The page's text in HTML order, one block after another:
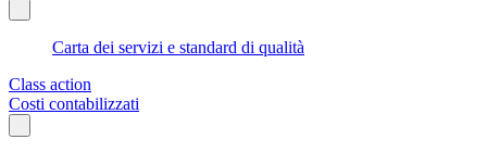
Carta dei servizi e standard di qualità
Class action
Costi contabilizzati